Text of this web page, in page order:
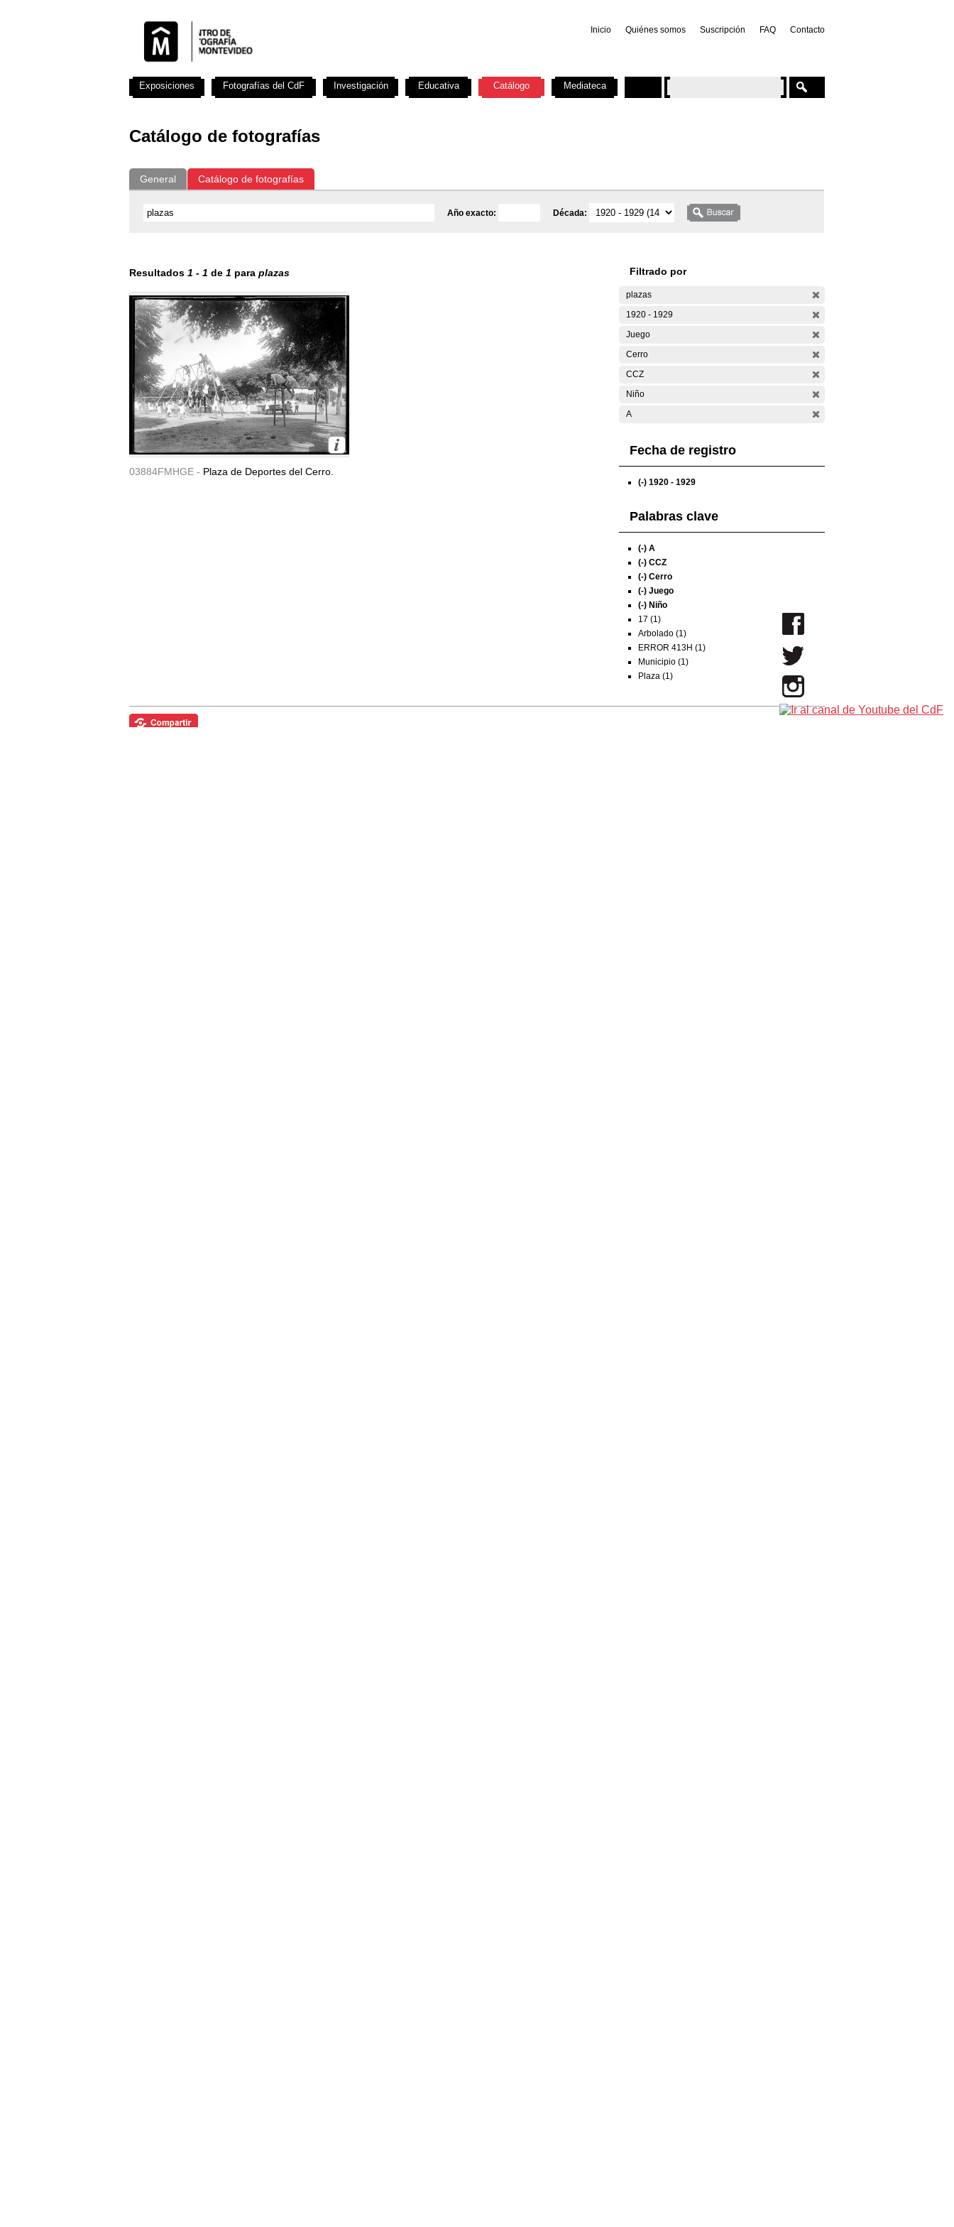
Inicio Quiénes somos Suscripción FAQ Contacto
Catálogo de fotografías
General Catálogo de fotografías
Año exacto: Década:
Resultados 1 - 1 de 1 para plazas
03884FMHGE - Plaza de Deportes del Cerro.
Filtrado por
plazas
1920 - 1929
Juego
Cerro
CCZ
Niño
A
Fecha de registro
(-) 1920 - 1929
Palabras clave
(-) A
(-) CCZ
(-) Cerro
(-) Juego
(-) Niño
17 (1)
Arbolado (1)
ERROR 413H (1)
Municipio (1)
Plaza (1)
Exposiciones Fotografías del CdF Investigación Educativa Catálogo Mediateca